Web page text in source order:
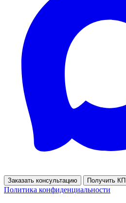
Заказать консультацию Получить КП
Политика конфиденциальности